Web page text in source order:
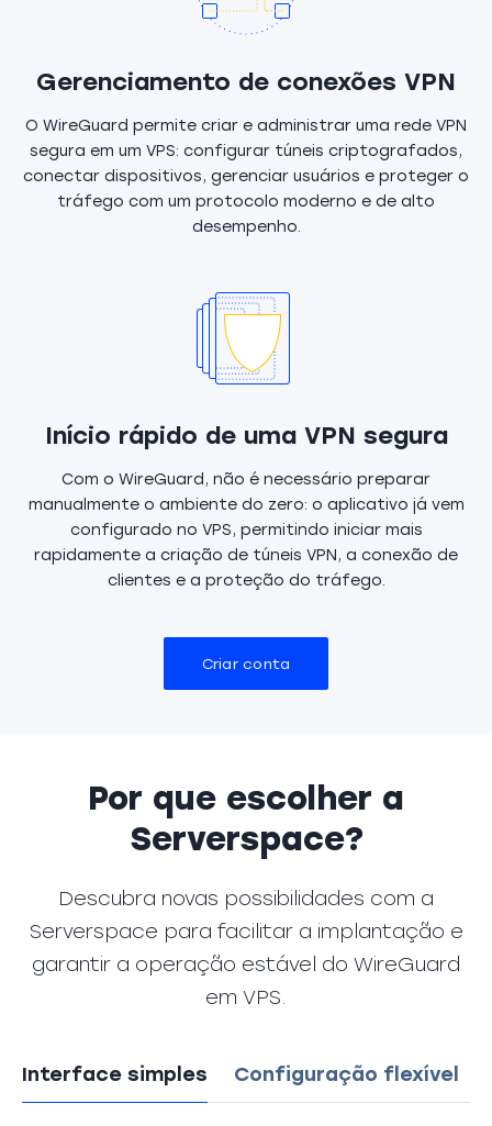
Gerenciamento de conexões VPN
O WireGuard permite criar e administrar uma rede VPN
segura em um VPS: configurar túneis criptografados,
conectar dispositivos, gerenciar usuários e proteger o
tráfego com um protocolo moderno e de alto
desempenho.
Início rápido de uma VPN segura
Com o WireGuard, não é necessário preparar
manualmente o ambiente do zero: o aplicativo já vem
configurado no VPS, permitindo iniciar mais
rapidamente a criação de túneis VPN, a conexão de
clientes e a proteção do tráfego.
Criar conta
Por que escolher a
Serverspace?
Descubra novas possibilidades com a
Serverspace para facilitar a implantação e
garantir a operação estável do WireGuard
em VPS.
Interface simples Configuração flexível